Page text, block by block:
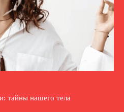
тайны нашего тела